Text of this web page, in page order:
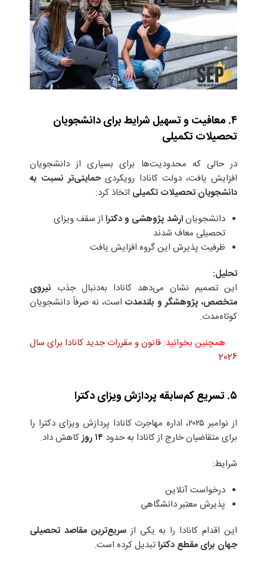
۴. معافیت و تسهیل شرایط برای دانشجویان
تحصیلات تکمیلی
در حالی که محدودیت‌ها برای بسیاری از دانشجویان
افزایش یافت، دولت کانادا رویکردی حمایتی‌تر نسبت به
دانشجویان تحصیلات تکمیلی اتخاذ کرد:
دانشجویانارشد پژوهشی و دکترا از سقف ویزای
تحصیلی معاف شدند
ظرفیت پذیرش این گروه افزایش یافت
تحلیل:
این تصمیم نشان می‌دهد کانادا به‌دنبال جذب نیروی
متخصص، پژوهشگر و بلندمدت است، نه صرفاً دانشجویان
کوتاه‌مدت.
همچنین بخوانید: قانون و مقررات جدید کانادا برای سال
2026
۵. تسریع کم‌سابقه پردازش ویزای دکترا
از نوامبر ۲۰۲۵، اداره مهاجرت کانادا پردازش ویزای دکترا را
برای متقاضیان خارج از کانادا به حدود ۱۴ روزکاهش داد.
شرایط:
درخواست آنلاین
پذیرش معتبر دانشگاهی
این اقدام کانادا را به یکی ازسریع‌ترین مقاصد تحصیلی
جهان برای مقطع دکتراتبدیل کرده است.